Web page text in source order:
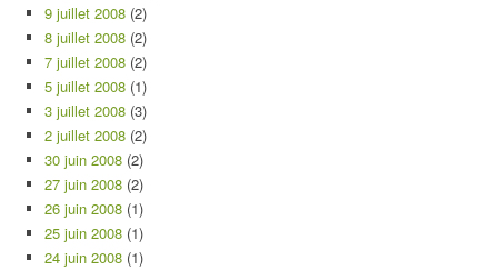
9 juillet 2008 (2)
8 juillet 2008 (2)
7 juillet 2008 (2)
5 juillet 2008 (1)
3 juillet 2008 (3)
2 juillet 2008 (2)
30 juin 2008 (2)
27 juin 2008 (2)
26 juin 2008 (1)
25 juin 2008 (1)
24 juin 2008 (1)